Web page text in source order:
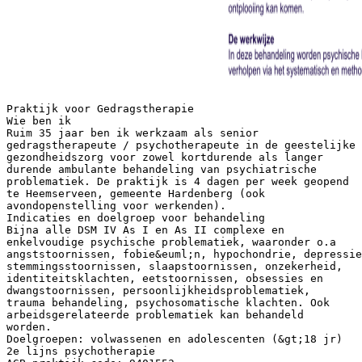
Praktijk voor Gedragstherapie
Wie ben ik
Ruim 35 jaar ben ik werkzaam als senior
gedragstherapeute / psychotherapeute in de geestelijke
gezondheidszorg voor zowel kortdurende als langer
durende ambulante behandeling van psychiatrische
problematiek. De praktijk is 4 dagen per week geopend
te Heemserveen, gemeente Hardenberg (ook
avondopenstelling voor werkenden).
Indicaties en doelgroep voor behandeling
Bijna alle DSM IV As I en As II complexe en
enkelvoudige psychische problematiek, waaronder o.a
angststoornissen, fobie&euml;n, hypochondrie,
stemmingsstoornissen, slaapstoornissen, onzekerheid,
identiteitsklachten, eetstoornissen, obsessies en
dwangstoornissen, persoonlijkheidsproblematiek,
trauma behandeling, psychosomatische klachten. Ook
arbeidsgerelateerde problematiek kan behandeld
worden.
Doelgroepen: volwassenen en adolescenten (&gt;18 jr)
2e lijns psychotherapie